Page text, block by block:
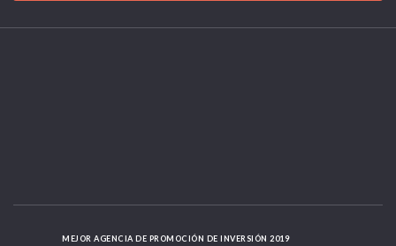
MEJOR AGENCIA DE PROMOCIÓN DE INVERSIÓN 2019